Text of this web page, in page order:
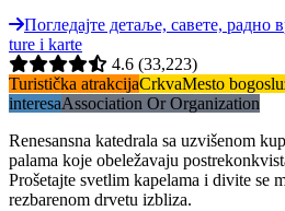
Погледајте детаље, савете, радно
ture i karte
4.6 (33,223)
Turistička atrakcijaCrkvaMesto
interesaAssociation Or Organization
Renesansna katedrala sa uzvišenom
palama koje obeležavaju
Prošetajte svetlim kapelama i divite se
rezbarenom drvetu izbliza.